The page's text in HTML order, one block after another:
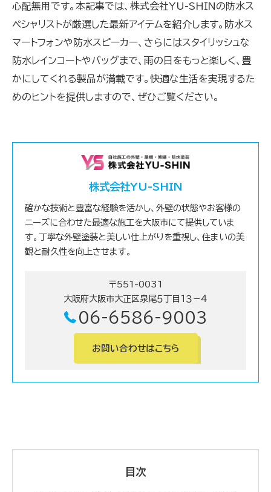
心配無用です。本記事では、株式会社YU-SHINの防水ス
ペシャリストが厳選した最新アイテムを紹介します。防水ス
マートフォンや防水スピーカー、さらにはスタイリッシュな
防水レインコートやバッグまで、雨の日をもっと楽しく、豊
かにしてくれる製品が満載です。快適な生活を実現するた
めのヒントを提供しますので、ぜひご覧ください。
株式会社YU-SHIN
確かな技術と豊富な経験を活かし、外壁の状態やお客様の
ニーズに合わせた最適な施工を大阪市にて提供していま
す。丁寧な外壁塗装と美しい仕上がりを重視し、住まいの美
観と耐久性を向上させます。
〒551-0031
大阪府大阪市大正区泉尾５丁目１３－４
06-6586-9003
お問い合わせはこちら
目次